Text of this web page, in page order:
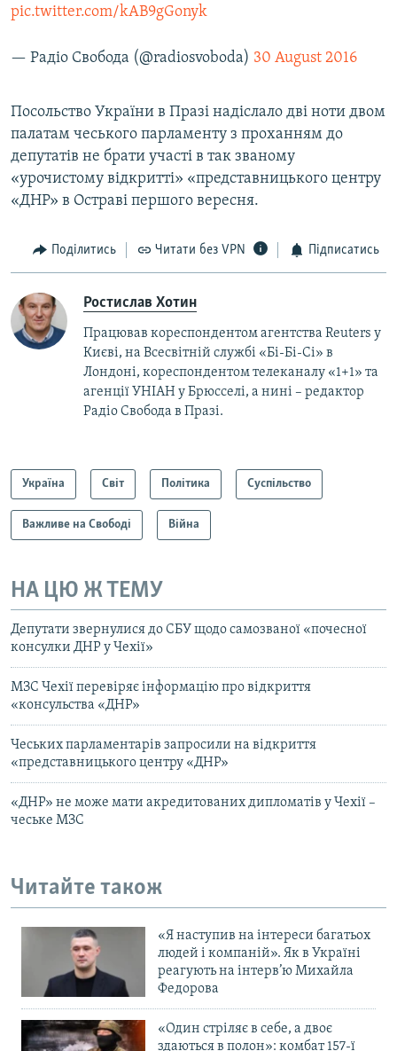
pic.twitter.com/kAB9gGonyk
— Радіо Свобода (@radiosvoboda) 30 August 2016
Посольство України в Празі надіслало дві ноти двом
палатам чеського парламенту з проханням до
депутатів не брати участі в так званому
«урочистому відкритті» «представницького центру
«ДНР» в Остраві першого вересня.
Поділитись Читати без VPN Підписатись
Ростислав Хотин
Працював кореспондентом агентства Reuters у
Києві, на Всесвітній службі «Бі-Бі-Сі» в
Лондоні, кореспондентом телеканалу «1+1» та
агенції УНІАН у Брюсселі, а нині – редактор
Радіо Свобода в Празі.
Україна Світ Політика Суспільство
Важливе на Свободі Війна
НА ЦЮ Ж ТЕМУ
Депутати звернулися до СБУ щодо самозваної «почесної
консулки ДНР у Чехії»
МЗС Чехії перевіряє інформацію про відкриття
«консульства «ДНР»
Чеських парламентарів запросили на відкриття
«представницького центру «ДНР»
«ДНР» не може мати акредитованих дипломатів у Чехії –
чеське МЗС
Читайте також
«Я наступив на інтереси багатьох
людей і компаній». Як в Україні
реагують на інтерв’ю Михайла
Федорова
«Один стріляє в себе, а двоє
здаються в полон»: комбат 157-ї